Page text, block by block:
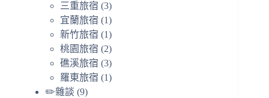
三重旅宿 (3)
宜蘭旅宿 (1)
新竹旅宿 (1)
桃園旅宿 (2)
礁溪旅宿 (3)
羅東旅宿 (1)
✏️雜談 (9)